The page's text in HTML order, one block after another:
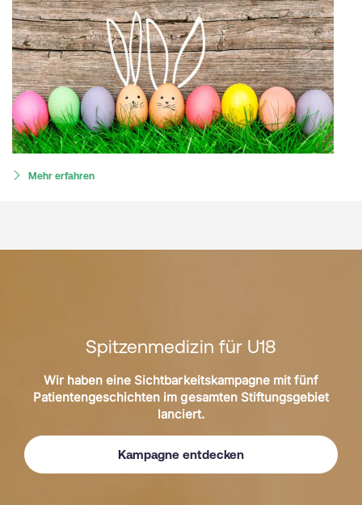
Mehr erfahren
Spitzenmedizin für U18
Wir haben eine Sichtbarkeitskampagne mit fünf
Patientengeschichten im gesamten Stiftungsgebiet
lanciert.
Kampagne entdecken